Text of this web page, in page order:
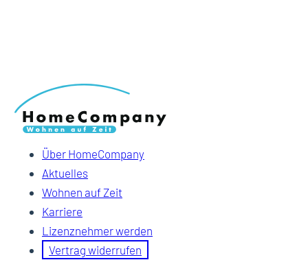
Über HomeCompany
Aktuelles
Wohnen auf Zeit
Karriere
Lizenznehmer werden
Vertrag widerrufen